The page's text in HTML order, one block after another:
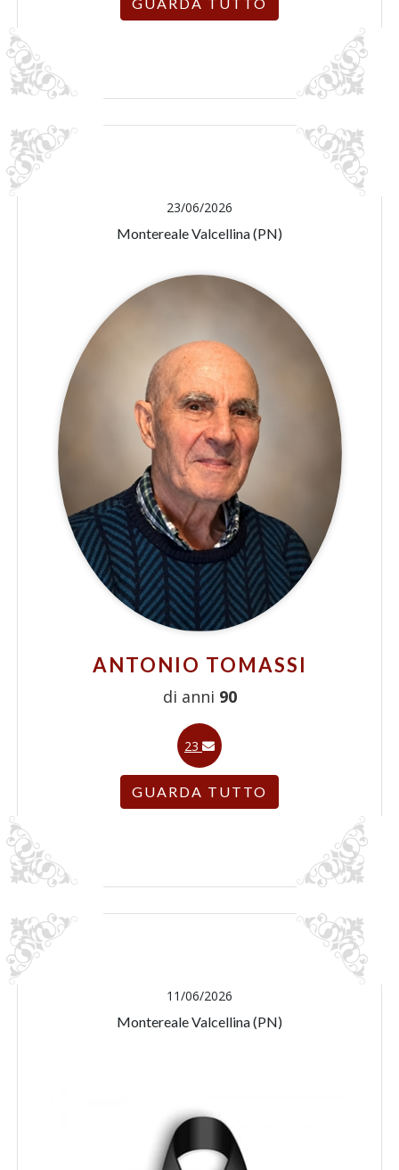
23/06/2026
Montereale Valcellina (PN)
ANTONIO TOMASSI
di anni 90
23
GUARDA TUTTO
11/06/2026
Montereale Valcellina (PN)